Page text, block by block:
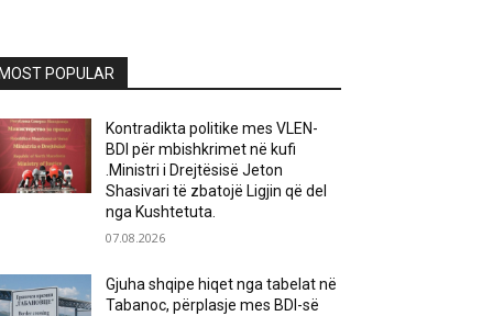
MOST POPULAR
Kontradikta politike mes VLEN-
BDI për mbishkrimet në kufi
.Ministri i Drejtësisë Jeton
Shasivari të zbatojë Ligjin që del
nga Kushtetuta.
07.08.2026
Gjuha shqipe hiqet nga tabelat në
Tabanoc, përplasje mes BDI-së